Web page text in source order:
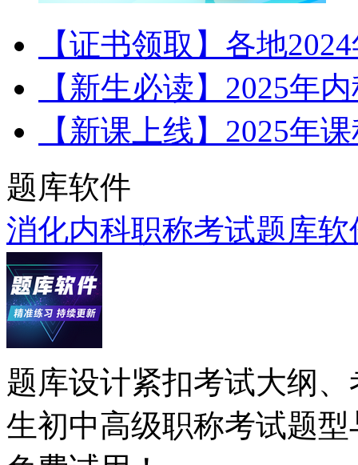
【证书领取】各地
【新生必读】2025年
【新课上线】2025年
题库软件
消化内科职称考试题库
题库设计紧扣考试大纲
生初中高级职称考试题